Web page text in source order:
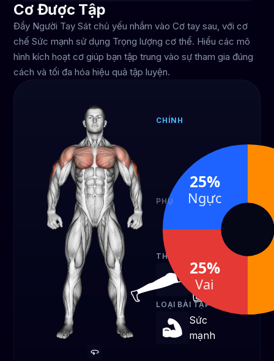
Cơ Được Tập
Đẩy Người Tay Sát chủ yếu nhắm vào Cơ tay sau, với cơ
chế Sức mạnh sử dụng Trọng lượng cơ thể. Hiểu các mô
hình kích hoạt cơ giúp bạn tập trung vào sự tham gia đúng
cách và tối đa hóa hiệu quả tập luyện.
CHÍNH
sau
50%
PHỤ
25%
Ngực
THIẾT BỊ
Trọng lượng cơ
LOẠI BÀI TẬP
Sức
mạnh
25%
Vai
25%
Ngực